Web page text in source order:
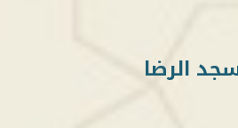
الرضا